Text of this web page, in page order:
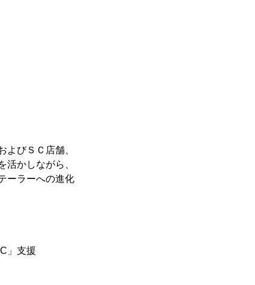
びＳＣ店舗、
かしながら、
ーラーへの進化
」支援